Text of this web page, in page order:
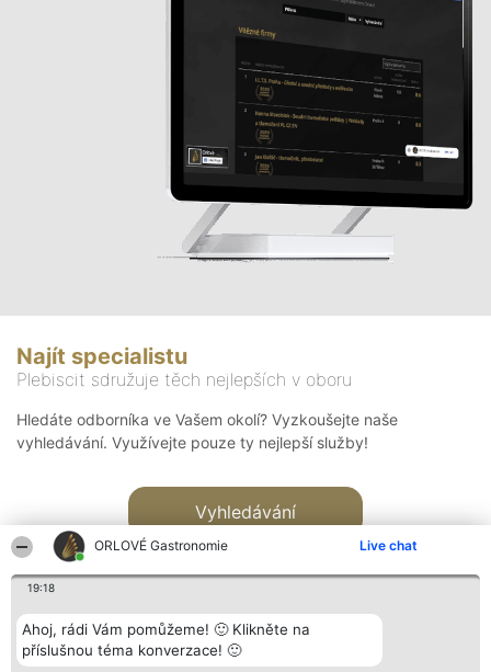
ORLOVÉ Gastronomie Live chat
19:18
Ahoj, rádi Vám pomůžeme! 🙂 Klikněte na
příslušnou téma konverzace! 🙂
Najít specialistu
Plebiscit sdružuje těch nejlepších v oboru
Hledáte odborníka ve Vašem okolí? Vyzkoušejte naše
vyhledávání. Využívejte pouze ty nejlepší služby!
Vyhledávání